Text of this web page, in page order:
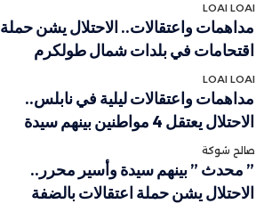
LOAI LOAI
مداهمات واعتقالات.. الاحتلال يشن حملة
اقتحامات في بلدات شمال طولكرم
LOAI LOAI
مداهمات واعتقالات ليلية في نابلس..
الاحتلال يعتقل 4 مواطنين بينهم سيدة
صالح شوكة
” محدث ” بينهم سيدة وأسير محرر..
الاحتلال يشن حملة اعتقالات بالضفة